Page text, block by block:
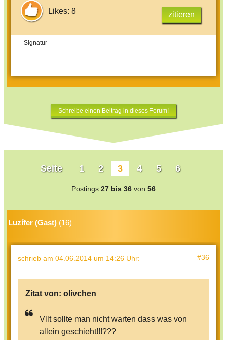
Likes: 8 zitieren
- Signatur -
Schreibe einen Beitrag in dieses Forum!
Seite 1 2 3 4 5 6
Postings 27 bis 36 von 56
Luzífer (Gast) (16)
schrieb am 04.06.2014 um 14:26 Uhr: #36
Zitat von: olivchen
Vllt sollte man nicht warten dass was von
allein geschieht!!!???